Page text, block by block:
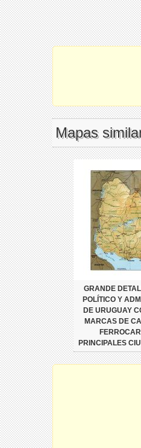
Mapas
GRANDE
POLÍTICO Y
DE URUGUAY
MARCAS DE
PRINCIPALES